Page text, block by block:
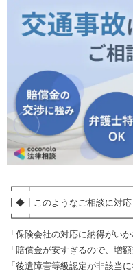
┃◆┃このようなご相談に対応
「保険会社の対応に納得がいか
「賠償金が安すぎるので、増
「後遺障害等級認定が非該当